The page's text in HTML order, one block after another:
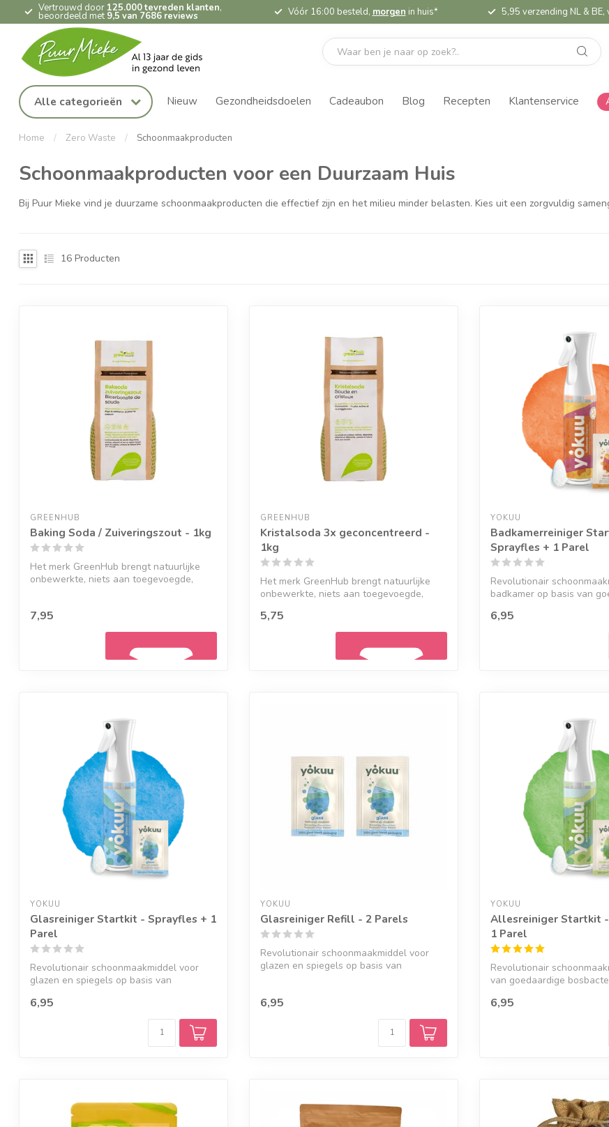
Vertrouwd door 125.000 tevreden klanten,
beoordeeld met 9,5 van 7686 reviews Vóór 16:00 besteld, morgen in huis* 5,95 verzending NL & BE,
Alle categorieën Nieuw Gezondheidsdoelen Cadeaubon Blog Recepten Klantenservice
Home / Zero Waste / Schoonmaakproducten
Schoonmaakproducten voor een Duurzaam Huis
Bij Puur Mieke vind je duurzame schoonmaakproducten die effectief zijn en het milieu minder belasten. Kies uit een zorgvuldig
16 Producten
GREENHUB
Baking Soda / Zuiveringszout - 1kg
Het merk GreenHub brengt natuurlijke
onbewerkte, niets aan toegevoegde,
7,95
Geef een seintje
GREENHUB
Kristalsoda 3x geconcentreerd -
1kg
Het merk GreenHub brengt natuurlijke
onbewerkte, niets aan toegevoegde,
5,75
YOKUU
Badkamerreiniger
Sprayfles + 1 Parel
Revolutionair
badkamer op basis van
6,95
YOKUU
Glasreiniger Startkit - Sprayfles + 1
Parel
Revolutionair schoonmaakmiddel voor
glazen en spiegels op basis van
6,95
YOKUU
Glasreiniger Refill - 2 Parels
Revolutionair schoonmaakmiddel voor
glazen en spiegels op basis van
6,95
YOKUU
Allesreiniger Startkit
1 Parel
Revolutionair
van goedaardige
6,95